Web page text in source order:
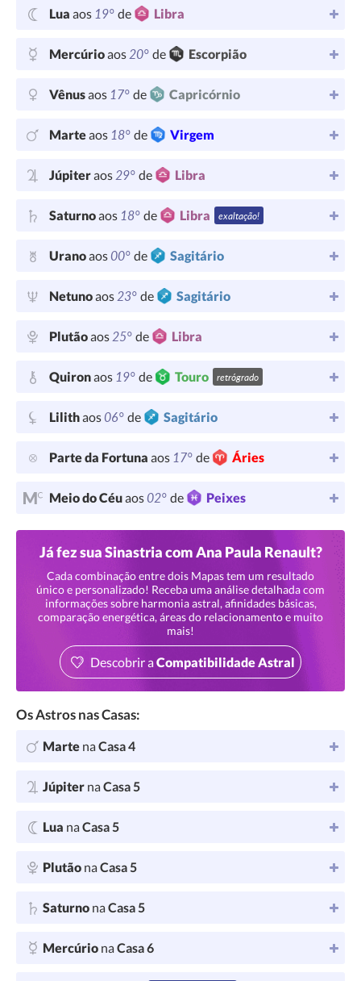
Lua aos 19° de Libra
Mercúrioaos20° de Escorpião
Vênusaos 17° de Capricórnio
Marteaos 18° de Virgem
Júpiteraos29° de Libra
Saturnoaos 18° de Libra exaltação!
Uranoaos00° de Sagitário
Netunoaos23° de Sagitário
Plutãoaos25° de Libra
Quironaos 19° de Touro retrógrado
Lilithaos06° de Sagitário
Parte da Fortuna aos 17° de Áries
Meio do Céuaos02° de Peixes
Já fez sua Sinastria com Ana Paula Renault?
Cada combinação entre dois Mapas tem um resultado
único e personalizado! Receba uma análise detalhada com
informações sobre harmonia astral, afinidades básicas,
comparação energética, áreas do relacionamento e muito
mais!
Descobrir aCompatibilidade Astral
Os Astros nas Casas:
Marte naCasa 4
Júpiter naCasa 5
Lua naCasa 5
Plutão naCasa 5
Saturno naCasa 5
Mercúrio naCasa 6